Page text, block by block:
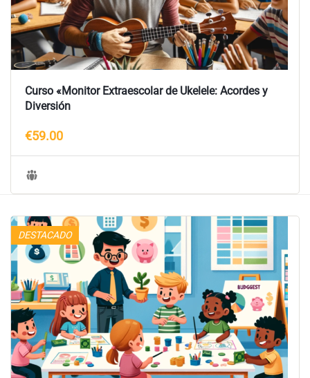
Curso «Monitor Extraescolar de Ukelele: Acordes y
Diversión
€59.00
DESTACADO